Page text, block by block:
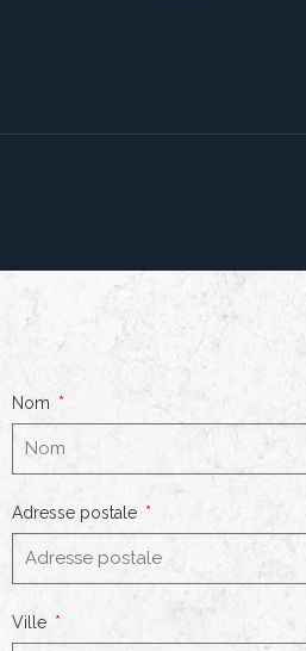
Nom
Adresse postale
Ville